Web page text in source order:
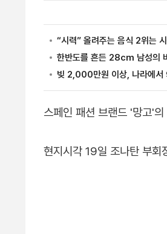
스페인 패션 브랜드 '망고'
현지시각 19일 조나탄 부회